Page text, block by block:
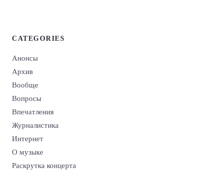
CATEGORIES
Анонсы
Архив
Вообще
Вопросы
Впечатления
Журналистика
Интернет
О музыке
Раскрутка концерта